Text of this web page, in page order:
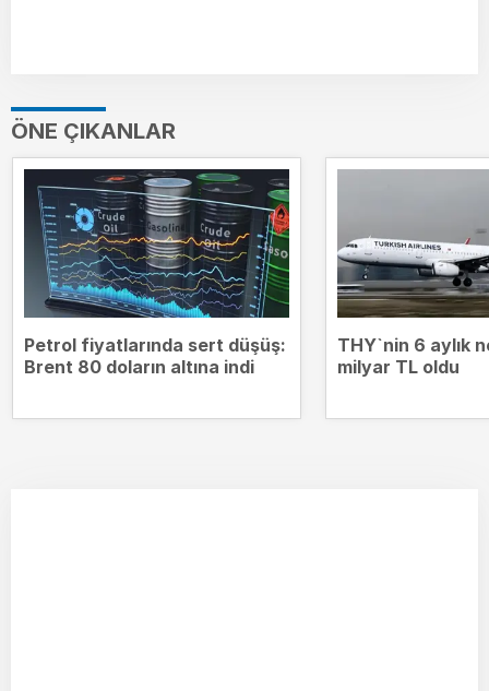
ÖNE ÇIKANLAR
Petrol fiyatlarında sert düşüş:
Brent 80 doların altına indi
THY`nin 6 aylık
milyar TL oldu